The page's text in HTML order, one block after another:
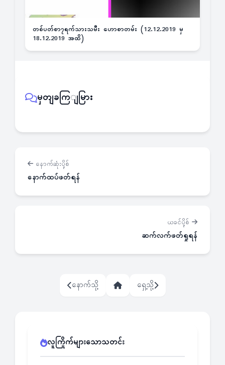
တစ်ပတ်စာ၇ရက်သားသမီး ဟောစာတမ်း (12.12.2019 မှ
18.12.2019 အထိ)
မှတျခကြျမြား
နောက်ဆုံးပို့စ်
နောက်ထပ်ဖတ်ရန်
ယခင်ပို့စ်
ဆက်လက်ဖတ်ရှုရန်
နောက်သို့ ရှေ့သို့
လူကြိုက်များသောသတင်း